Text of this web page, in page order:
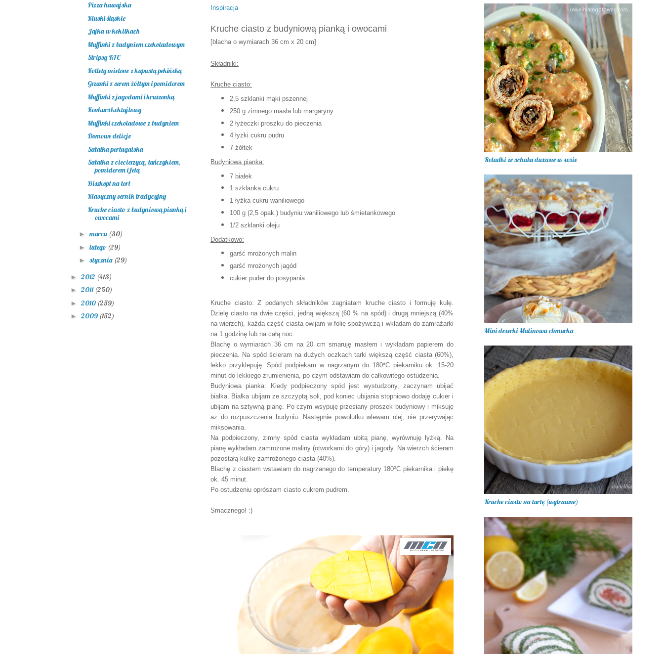
Inspiracja
Kruche ciasto z budyniową pianką i owocami
[blacha o wymiarach 36 cm x 20 cm]
S kładniki:
Kruche ciasto:
2,5 szklanki mąki pszennej
250 g zimnego masła lub margaryny
2 łyżeczki proszku do pieczenia
4 łyżki cukru pudru
7 żółtek
Budyniowa pianka:
7 białek
1 szklanka cukru
1 łyżka cukru wani iowego
100 g (2,5 opak.) budyniu waniliowego lub śmietankowego
1/2 szklanki oleju
Dodatkowo:
garść mrożonych malin
garść mrożonych jagód
cukier puder do posypania
Kruche ciasto:Z podanych składników zagniatam kruche ciasto i formuję kulę.
Dzielę ciastona dwie części , jedną większą (60 % na spód) i drugą mniejszą (40%
na wierzch),
każdą część ciasta owijam w folię spożywczą i wkładam do zamrażarki
na 1 godzinę lub na całą noc.
Blachę o wymiarach 36cm na 20 cm smaruję masłem i wykładam papierem do
pieczenia. Na spód ścieram na dużych oczkach tarki większą część ciasta (60%),
lekko przyklepuję. Spód podpiekam w nagrzanym do 180*C piekarniku ok. 15-20
minut do lekkiego zrumienienia, po czym odstawiam do całkowitego ostudzenia.
Budyniowa pianka: Kiedy podpieczony spód jest wystudzony, zaczynam ubijać
białka. Białka ubijam ze szczyptą soli, pod koniec ubijania stopniowo dodaję cukier i
ubijam na sztywną pianę. Po czym wsypuję przesiany proszek budyniowyi miksuję
aż do rozpuszczenia budyniu. Następnie powolutku wlewam olej, nie przerywając
miksowania.
Na podpieczony, zimny spód ciasta wykładam ubitą pianę, wyrównuję łyżką . Na
pianę wykładam zamrożone maliny (otworkami do góry) i jagody. Na wierzch ścieram
pozostałą kulkę zamrożonego ciasta (40%).
Blachę z ciastem wstawiam do nagrzanego do temperatury 180ºC piekarnika i piekę
ok. 45 minut.
Po ostudzeniu oprószam ciasto cukrem pudrem.
Smacznego! :)
Pizza hawajska
Kluski śląskie
Jajka w kokilkach
Muffinki z budyniem czekoladowym
Stripsy KFC
Kotlety mielone z kapustą pekińską
Grzanki z serem żółtym i pomidorem
Muffinki z jagodami i kruszonką
Konkurs koktajlowy
Muffinki czekoladowe z budyniem
Domowe delicje
Sałatka portugalska
Sałatka z ciecierzycą, tuńczykiem,
pomidorem i fetą
Biszkopt na tort
Klasyczny sernik tradycyjny
Kruche ciasto z budyniową pianką i
owocami
►marca (30)
► lutego (29)
► stycznia (29)
► 2012 (413)
► 2011 (250)
► 2010 (259)
► 2009 (152)
Roladki ze schabu duszone w sosie
Mini deserki Malinowa chmurka
Kruche ciasto na tartę (wytrawne)